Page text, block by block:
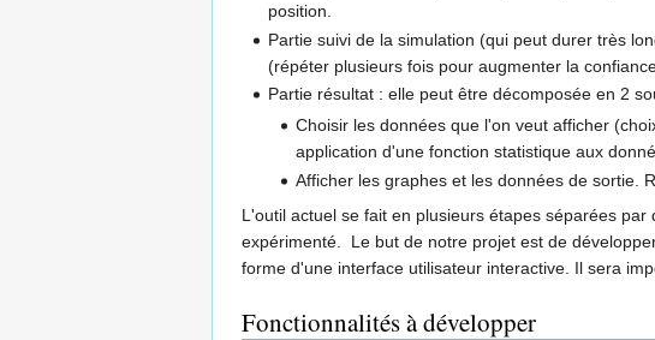
position.
Partie suivi de la simulation (qui peut durer très
(répéter plusieurs fois pour augmenter la
Partie résultat : elle peut être décomposée en 2
Choisir les données que l'on veut afficher
application d'une fonction statistique aux
Afficher les graphes et les données de sortie.
L'outil actuel se fait en plusieurs étapes séparées
expérimenté. Le but de notre projet est de
forme d'une interface utilisateur interactive. Il sera
Fonctionnalités à développer